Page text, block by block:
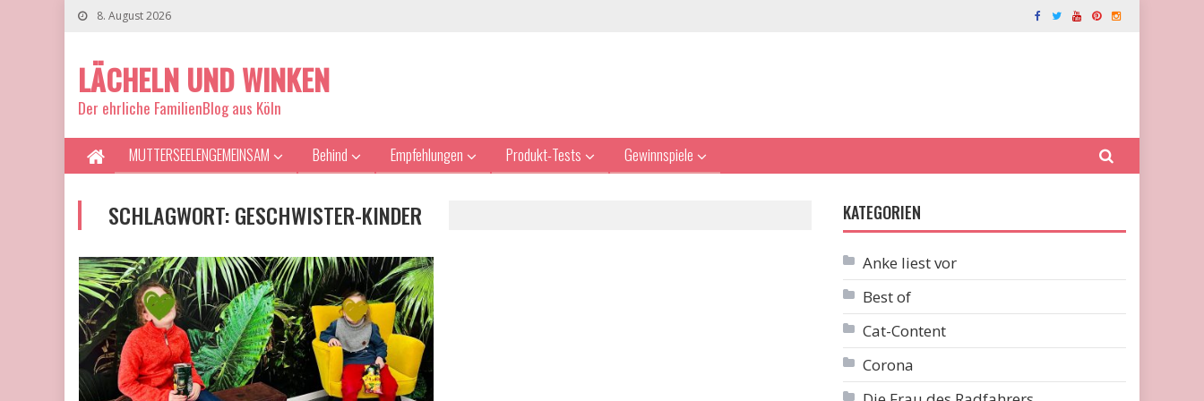
8. August 2026
LÄCHELN UND WINKEN
Der ehrliche FamilienBlog aus Köln
MUTTERSEELENGEMEINSAM Behind Empfehlungen Produkt-Tests Gewinnspiele
SCHLAGWORT:GESCHWISTER-KINDER KATEGORIEN
Anke liest vor
Best of
Cat-Content
Corona